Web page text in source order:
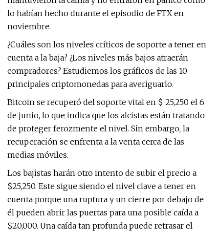
lo habían hecho durante el episodio de FTX en
noviembre.
¿Cuáles son los niveles críticos de soporte a tener en
cuenta a la baja? ¿Los niveles más bajos atraerán
compradores? Estudiemos los gráficos de las 10
principales criptomonedas para averiguarlo.
Bitcoin se recuperó del soporte vital en $ 25,250 el 6
de junio, lo que indica que los alcistas están tratando
de proteger ferozmente el nivel. Sin embargo, la
recuperación se enfrenta a la venta cerca de las
medias móviles.
Los bajistas harán otro intento de subir el precio a
$25,250. Este sigue siendo el nivel clave a tener en
cuenta porque una ruptura y un cierre por debajo de
él pueden abrir las puertas para una posible caída a
$20,000. Una caída tan profunda puede retrasar el